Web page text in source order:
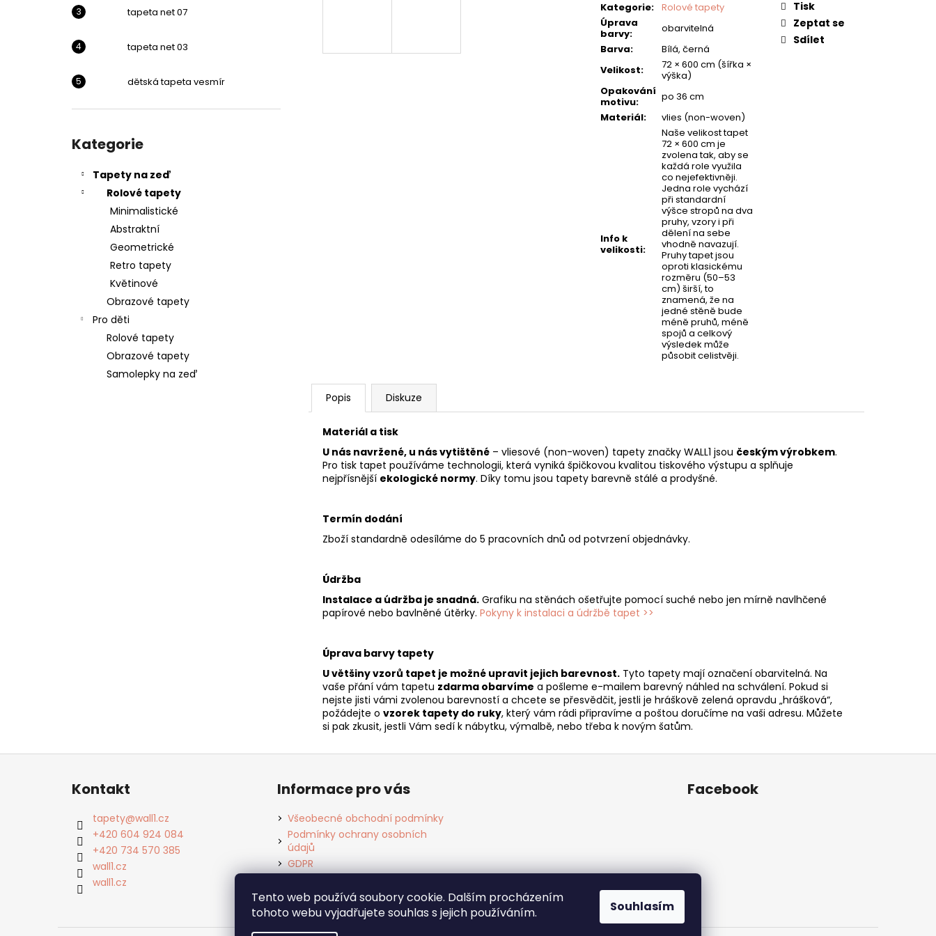
Tento web používá soubory cookie. Dalším procházením
tohoto webu vyjadřujete souhlas s jejich používáním.
Souhlasím
tapeta net 07
tapeta net 03
dětská tapeta vesmír
kategorie
Kategorie
Tapety na zeď
Rolové tapety
Minimalistické
Abstraktní
Geometrické
Retro tapety
Květinové
Obrazové tapety
Pro děti
Rolové tapety
Obrazové tapety
Samolepky na zeď
Kategorie: Rolové tapety
Úprava
barvy:
obarvitelná
Barva:
Bílá, černá
Velikost:
72 × 600 cm (šířka ×
výška)
Opakování
motivu:
po 36 cm
Materiál: vlies (non-woven)
Info k
velikosti:
Naše velikost tapet
72 × 600 cm je
zvolena tak, aby se
každá role využila
co nejefektivněji.
Jedna role vychází
při standardní
výšce stropů na dva
pruhy, vzory i při
dělení na sebe
vhodně navazují.
Pruhy tapet jsou
oproti klasickému
rozměru (50–53
cm) širší, to
znamená, že na
jedné stěně bude
méně pruhů, méně
spojů a celkový
výsledek může
působit celistvěji.
Tisk
Zeptat se
Sdílet
Popis Diskuze
Materiál a tisk
U nás navržené, u nás vytištěné – vliesové (non-woven) tapety značky WALL1 jsou českým výrobkem.
Pro tisk tapet používáme technologii, která vyniká špičkovou kvalitou tiskového výstupu a splňuje
nejpřísnější ekologické normy. Díky tomu jsou tapety barevně stálé a prodyšné.
Termín dodání
Zboží standardně odesíláme do 5 pracovních dnů od potvrzení objednávky.
Údržba
Instalace a údržba je snadná. Grafiku na stěnách ošetřujte pomocí suché nebo jen mírně navlhčené
papírové nebo bavlněné útěrky. Pokyny k instalaci a údržbě tapet >>
Úprava barvy tapety
U většiny vzorů tapet je možné upravit jejich barevnost. Tyto tapety mají označení obarvitelná. Na
vaše přání vám tapetu zdarma obarvíme a pošleme e-mailem barevný náhled na schválení. Pokud si
nejste jisti vámi zvolenou barevností a chcete se přesvědčit, jestli je hráškově zelená opravdu „hrášková“,
požádejte o vzorek tapety do ruky, který vám rádi připravíme a poštou doručíme na vaši adresu. Můžete
si pak zkusit, jestli Vám sedí k nábytku, výmalbě, nebo třeba k novým šatům.
Z
Kontakt
tapety@wall1.cz
+420 604 924 084
+420 734 570 385
wall1.cz
wall1.cz
Informace pro vás
Všeobecné obchodní podmínky
Podmínky ochrany osobních
údajů
GDPR
Kontakt
Facebook